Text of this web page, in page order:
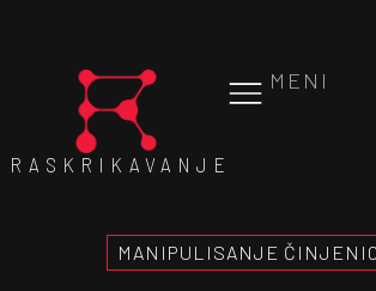
MENI
RASKRIKAVANJE
MANIPULISANJE